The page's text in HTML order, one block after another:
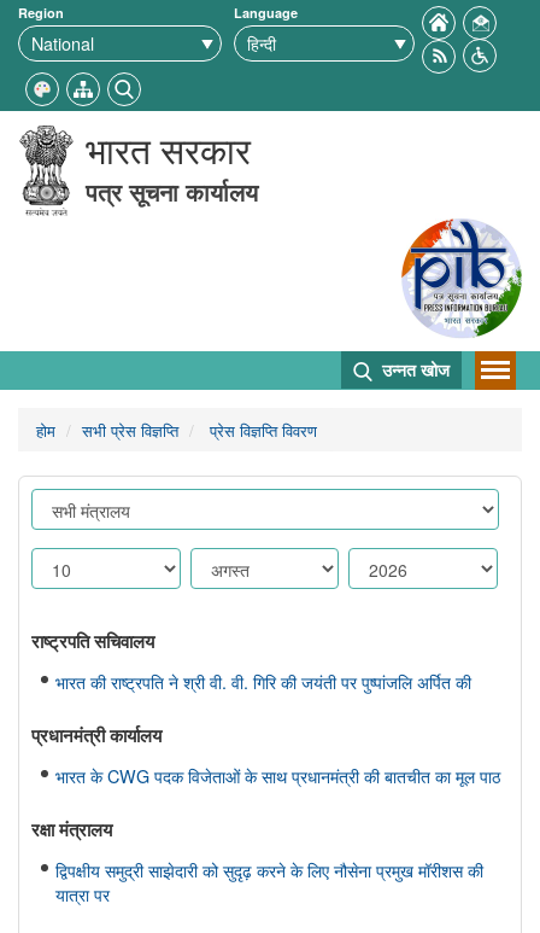
Region Language
भारत सरकार
पत्र सूचना कार्यालय
उन्नत खोज
होम सभी प्रेस विज्ञप्ति प्रेस विज्ञप्ति विवरण
राष्ट्रपति सचिवालय
भारत की राष्ट्रपति ने श्री वी. वी. गिरि की जयंती पर पुष्पांजलि अर्पित की
प्रधानमंत्री कार्यालय
भारत के CWG पदक विजेताओं के साथ प्रधानमंत्री की बातचीत का मूल पाठ
रक्षा मंत्रालय
द्विपक्षीय समुद्री साझेदारी को सुदृढ़ करने के लिए नौसेना प्रमुख मॉरीशस की
यात्रा पर